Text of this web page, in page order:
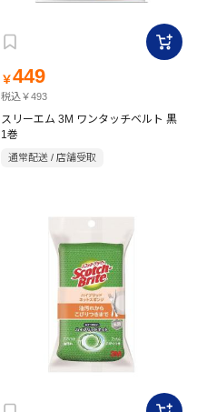
￥449
税込￥493
スリーエム 3M ワンタッチベルト 黒
1巻
通常配送 / 店舗受取